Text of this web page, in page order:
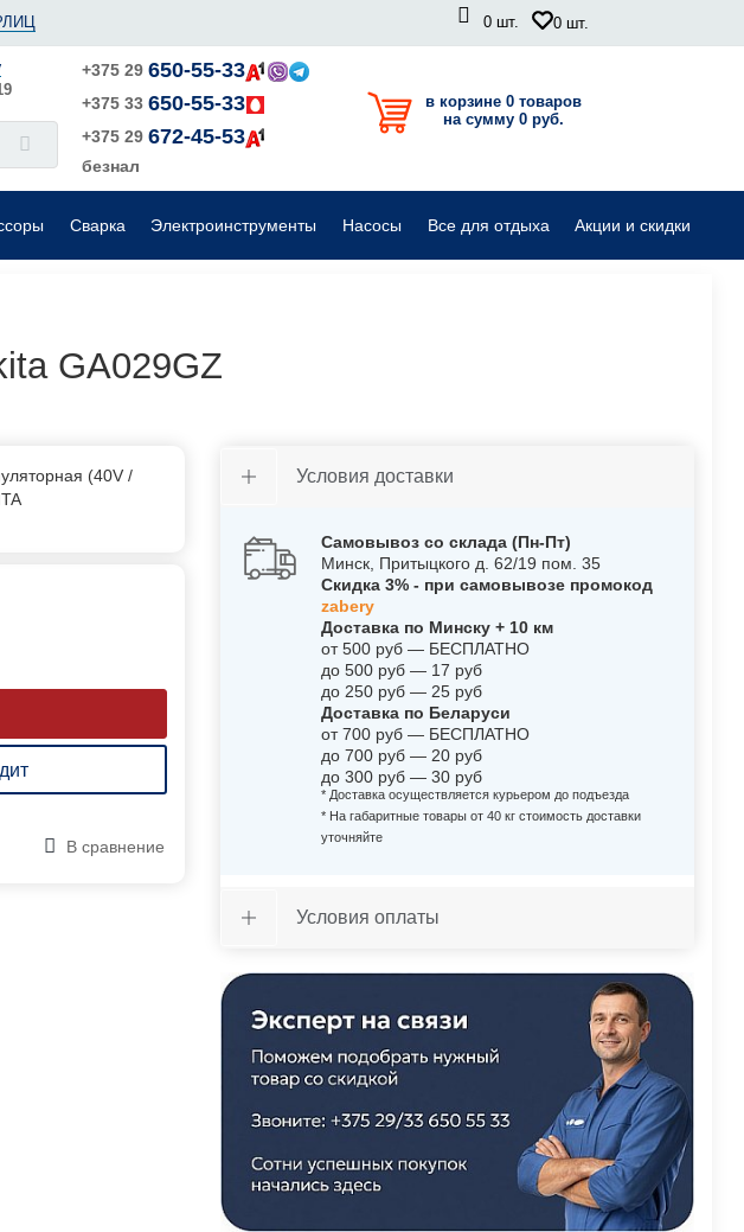
0 шт. 0 шт.
+375 29 650-55-33
+375 33 650-55-33
+375 29 672-45-53
безнал
в корзине 0 товаров
на сумму 0 руб.
измельчители
Комплектующие для садовой техники
Сварка Электроинструменты
машины
Насосы Все для отдыха Акции и скидки
GA029GZ
(40V /
В сравнение
Условия доставки
Самовывоз со склада (Пн-Пт)
Минск, Притыцкого д. 62/19 пом. 35
Скидка 3% - при самовывозе промокод
zabery
Доставка по Минску + 10 км
от 500 руб — БЕСПЛАТНО
до 500 руб — 17 руб
до 250 руб — 25 руб
Доставка по Беларуси
от 700 руб — БЕСПЛАТНО
до 700 руб — 20 руб
до 300 руб — 30 руб
* Доставка осуществляется курьером до подъезда
* На габаритные товары от 40 кг стоимость доставки
уточняйте
Условия оплаты